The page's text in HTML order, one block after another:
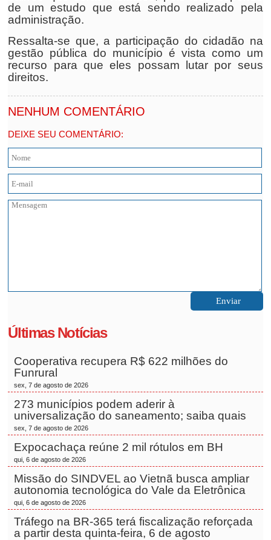
de um estudo que está sendo realizado pela
administração.
Ressalta-se que, a participação do cidadão na
gestão pública do município é vista como um
recurso para que eles possam lutar por seus
direitos.
NENHUM COMENTÁRIO
DEIXE SEU COMENTÁRIO:
Últimas Notícias
Cooperativa recupera R$ 622 milhões do
Funrural
sex, 7 de agosto de 2026
273 municípios podem aderir à
universalização do saneamento; saiba quais
sex, 7 de agosto de 2026
Expocachaça reúne 2 mil rótulos em BH
qui, 6 de agosto de 2026
Missão do SINDVEL ao Vietnã busca ampliar
autonomia tecnológica do Vale da Eletrônica
qui, 6 de agosto de 2026
Tráfego na BR-365 terá fiscalização reforçada
a partir desta quinta-feira, 6 de agosto